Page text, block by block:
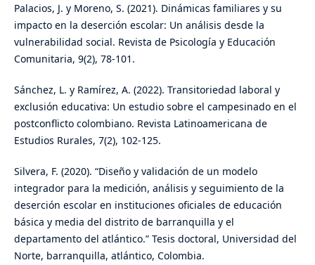
Palacios, J. y Moreno, S. (2021). Dinámicas familiares y su
impacto en la deserción escolar: Un análisis desde la
vulnerabilidad social. Revista de Psicología y Educación
Comunitaria, 9(2), 78-101.
Sánchez, L. y Ramírez, A. (2022). Transitoriedad laboral y
exclusión educativa: Un estudio sobre el campesinado en el
postconflicto colombiano. Revista Latinoamericana de
Estudios Rurales, 7(2), 102-125.
Silvera, F. (2020). “Diseño y validación de un modelo
integrador para la medición, análisis y seguimiento de la
deserción escolar en instituciones oficiales de educación
básica y media del distrito de barranquilla y el
departamento del atlántico.” Tesis doctoral, Universidad del
Norte, barranquilla, atlántico, Colombia.